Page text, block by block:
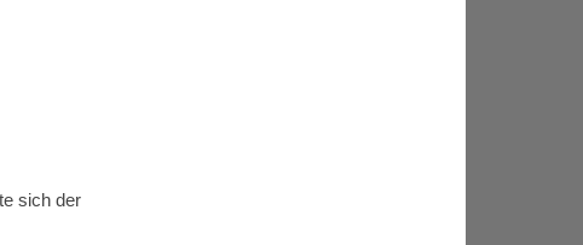
sich der